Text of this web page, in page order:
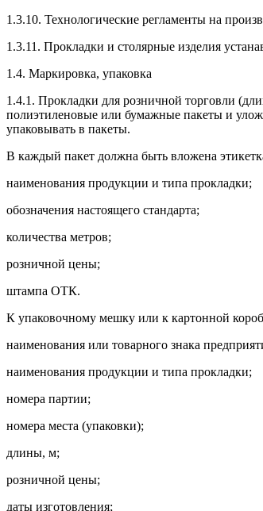
1.3.10. Технологические регламенты на
1.3.11. Прокладки и столярные изделия
1.4. Маркировка, упаковка
1.4.1. Прокладки для розничной торговли
полиэтиленовые или бумажные пакеты и
упаковывать в пакеты.
В каждый пакет должна быть вложена
наименования продукции и типа прокладки;
обозначения настоящего стандарта;
количества метров;
розничной цены;
штампа ОТК.
К упаковочному мешку или к картонной
наименования или товарного знака
наименования продукции и типа прокладки;
номера партии;
номера места (упаковки);
длины, м;
розничной цены;
даты изготовления;